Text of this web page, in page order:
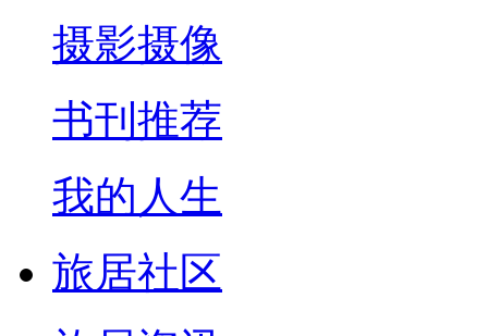
摄影摄像
书刊推荐
我的人生
旅居社区